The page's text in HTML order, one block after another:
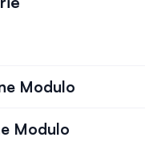
Modulo
Modulo